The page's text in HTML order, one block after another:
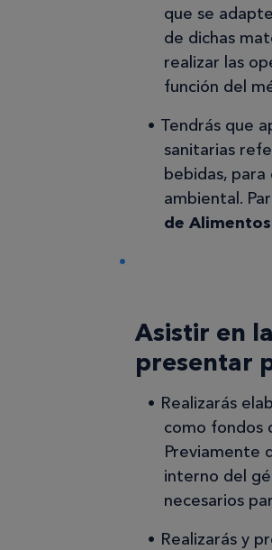
que se
de dichas
realizar las
función del
Tendrás que
sanitarias
bebidas,
ambiental.
de Alimentos
Asistir en
presentar
Realizarás
como fondos
Previamente
interno del
necesarios
Realizarás y